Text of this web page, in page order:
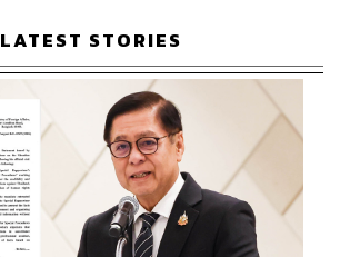
LATEST STORIES